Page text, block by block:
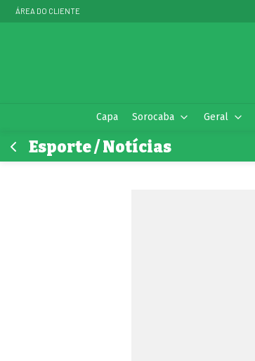
ÁREA DO CLIENTE
Capa Sorocaba Geral
Esporte / Notícias